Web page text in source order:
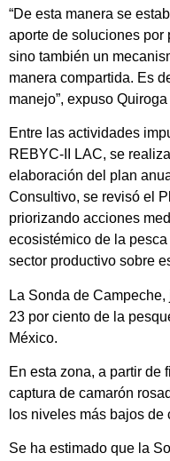
“De esta manera se
aporte de soluciones por
sino también un
manera compartida. Es
manejo”, expuso
Entre las actividades
REBYC-II LAC, se
elaboración del plan
Consultivo, se revisó el
priorizando acciones
ecosistémico de la
sector productivo sobre
La Sonda de
23 por ciento de la
México.
En esta zona, a partir de
captura de camarón
los niveles más bajos de
Se ha estimado que la